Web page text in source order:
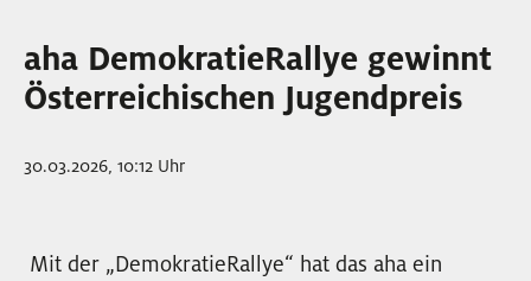
VORARLBERG
PROJEKTE
aha DemokratieRallye gewinnt
Österreichischen Jugendpreis
30.03.2026, 10:12 Uhr
Mit der „DemokratieRallye“ hat das aha ein